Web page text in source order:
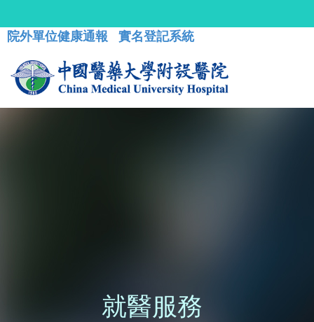
院外單位健康通報 實名登記系統
就醫服務